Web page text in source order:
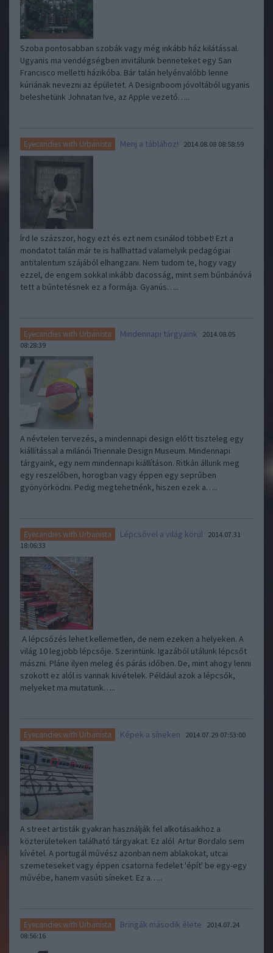
Szoba pontosabban szobák vagy még inkább ház kilátással.
Ugyanis ma vendégségben invitálunk benneteket egy San
Francisco melletti házikóba. Bár talán helyénvalóbb lenne
kúriának nevezni az épületet. A Designboom jóvoltából ugyanis
beleshetünk Johnatan Ive, az Apple vezető…..
Eyecandies with Urbanista Menj a táblához! 2014.08.08 08:58:59
Írd le százszor, hogy ezt és ezt nem csinálod többet! Ezt a
mondatot talán már te is hallhattad valamelyik pedagógiai
antitalentum szájából elhangzani. Nem tudom te, hogy vagy
ezzel, de engem sokkal inkább dacosság, mint sem bűnbánóvá
tett a bűntetésnek ez a formája. Gyanús…..
Eyecandies with Urbanista Mindennapi tárgyaink
2014.08.05
08:28:39
A névtelen tervezés, a mindennapi design előtt tiszteleg egy
kiállítással a milánói Triennale Design Museum. Mindennapi
tárgyaink, egy nem mindennapi kiállításon. Ritkán állunk meg
egy reszelőben, horogban vagy éppen egy seprűben
gyönyörködni. Pedig megtehetnénk, hiszen ezek a…..
Eyecandies with Urbanista Lépcsővel a világ körül 2014.07.31
18:06:33
A lépcsőzés lehet kellemetlen, de nem ezeken a helyeken. A
világ 10 legjobb lépcsője. Szerintünk. Igazából utálunk lépcsőt
mászni. Pláne ilyen meleg és párás időben. De, mint ahogy lenni
szokott ez alól is vannak kivételek. Például azok a lépcsők,
melyeket ma mutatunk…..
Eyecandies with Urbanista Képek a síneken 2014.07.29 07:53:00
A street artisták gyakran használják fel alkotásaikhoz a
közterületeken található tárgyakat. Ez alól Artur Bordalo sem
kívétel. A portugál művész azonban nem ablakokat, utcai
szemeteseket vagy éppen csatorna fedelet 'épít' be egy-egy
művébe, hanem vasúti síneket. Ez a…..
Eyecandies with Urbanista Bringák második élete
2014.07.24
08:56:16